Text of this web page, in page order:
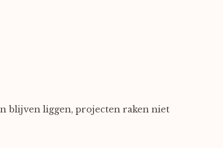
blijven liggen, projecten raken niet